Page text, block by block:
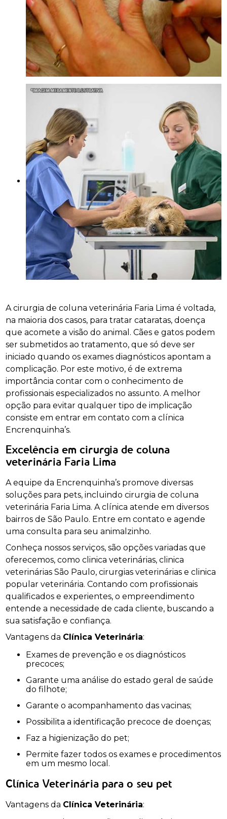
A cirurgia de coluna veterinária Faria Lima é voltada,
na maioria dos casos, para tratar cataratas, doença
que acomete a visão do animal. Cães e gatos podem
ser submetidos ao tratamento, que só deve ser
iniciado quando os exames diagnósticos apontam a
complicação. Por este motivo, é de extrema
importância contar com o conhecimento de
profissionais especializados no assunto. A melhor
opção para evitar qualquer tipo de implicação
consiste em entrar em contato com a clínica
Encrenquinha’s.
Excelência em cirurgia de coluna
veterinária Faria Lima
A equipe da Encrenquinha’s promove diversas
soluções para pets, incluindo cirurgia de coluna
veterinária Faria Lima. A clínica atende em diversos
bairros de São Paulo. Entre em contato e agende
uma consulta para seu animalzinho.
Conheça nossos serviços, são opções variadas que
oferecemos, como clinica veterinárias, clinica
veterinárias São Paulo, cirurgias veterinárias e clinica
popular veterinária. Contando com profissionais
qualificados e experientes, o empreendimento
entende a necessidade de cada cliente, buscando a
sua satisfação e confiança.
Vantagens da Clínica Veterinária:
Exames de prevenção e os diagnósticos
precoces;
Garante uma análise do estado geral de saúde
do filhote;
Garante o acompanhamento das vacinas;
Possibilita a identificação precoce de doenças;
Faz a higienização do pet;
Permite fazer todos os exames e procedimentos
em um mesmo local.
Clínica Veterinária para o seu pet
Vantagens da Clínica Veterinária: